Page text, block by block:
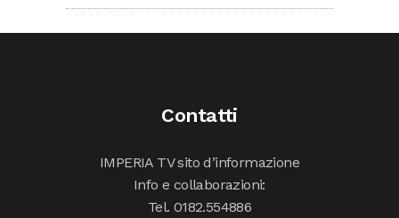
Contatti
IMPERIA TV sito d’informazione
Info e collaborazioni:
Tel. 0182.554886